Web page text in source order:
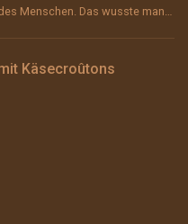
Käsecroûtons